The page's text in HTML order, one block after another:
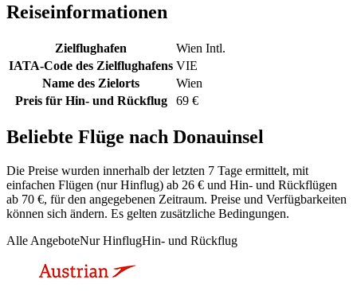
Reiseinformationen
Zielflughafen
Wien Intl.
IATA-Code des Zielflughafens VIE
Name des Zielorts
Wien
Preis für Hin- und Rückflug
69 €
Beliebte Flüge nach Donauinsel
Die Preise wurden innerhalb der letzten 7 Tage ermittelt, mit
einfachen Flügen (nur Hinflug) ab 26 € und Hin- und Rückflügen
ab 70 €, für den angegebenen Zeitraum. Preise und Verfügbarkeiten
können sich ändern. Es gelten zusätzliche Bedingungen.
Alle AngeboteNur HinflugHin- und Rückflug